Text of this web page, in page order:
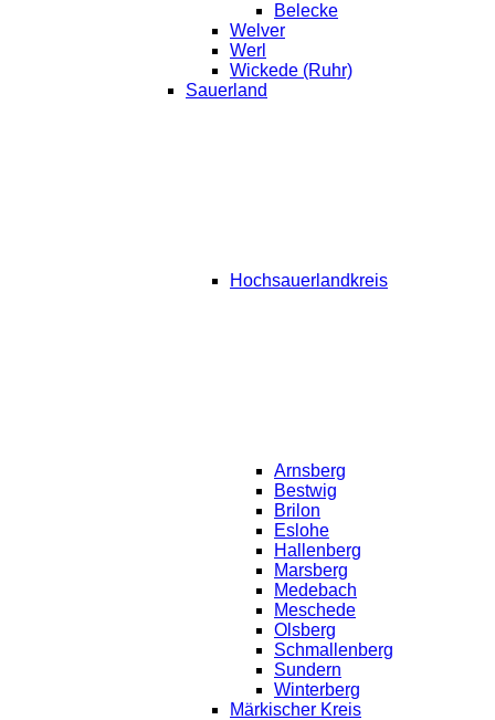
Belecke
Welver
Werl
Wickede (Ruhr)
Sauerland
Hochsauerlandkreis
Arnsberg
Bestwig
Brilon
Eslohe
Hallenberg
Marsberg
Medebach
Meschede
Olsberg
Schmallenberg
Sundern
Winterberg
Märkischer Kreis